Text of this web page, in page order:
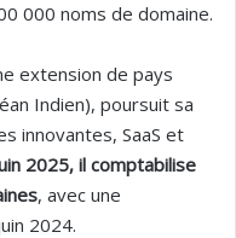
000 noms de domaine.
extension de pays
Indien), poursuit sa
innovantes, SaaS et
2025, il comptabilise
, avec une
2024.